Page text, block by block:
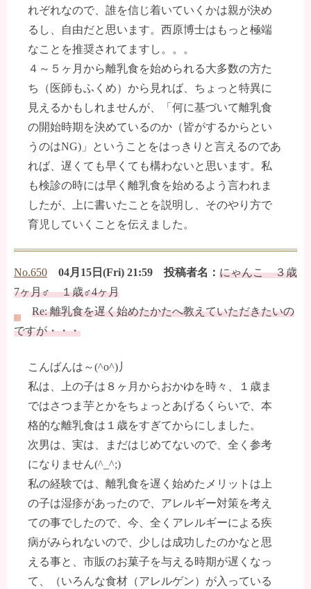
れぞれなので、誰を信じ着いていくかは親が決め
るし、自由だと思います。西原博士はもっと極端
なことを推奨されてますし。。。
４～５ヶ月から離乳食を始められる大多数の方た
ち（医師もふくめ）から見れば、ちょっと特異に
見えるかもしれませんが、「何に基づいて離乳食
の開始時期を決めているのか（皆がするからとい
うのはNG)」ということをはっきりと言えるのであ
れば、遅くても早くても構わないと思います。私
も検診の時には早く離乳食を始めるよう言われま
したが、上に書いたことを説明し、そのやり方で
育児していくことを伝えました。
No.650 04月15日(Fri) 21:59 投稿者名： にゃんこ ３歳
7ヶ月♂ １歳♂4ヶ月
Re: 離乳食を遅く始めたかたへ教えていただきたいの
ですが・・・
こんばんは～(^o^)丿
私は、上の子は８ヶ月からおかゆを時々、１歳ま
ではさつま芋とかをちょっとあげるくらいで、本
格的な離乳食は１歳をすぎてからにしました。
次男は、実は、まだはじめてないので、全く参考
になりません(^_^;)
私の経験では、離乳食を遅く始めたメリットは上
の子は湿疹があったので、アレルギー対策を考え
ての事でしたので、今、全くアレルギーによる疾
病がみられないので、少しは成功したのかなと思
える事と、市販のお菓子を与える時期が遅くなっ
て、（いろんな食材（アレルゲン）が入っている